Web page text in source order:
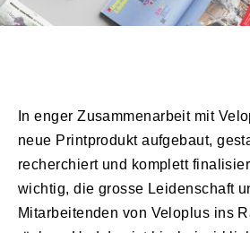
In enger Zusammenarbeit mit
neue Printprodukt aufgebaut,
recherchiert und komplett
wichtig, die grosse Leidenschaft
Mitarbeitenden von Veloplus ins